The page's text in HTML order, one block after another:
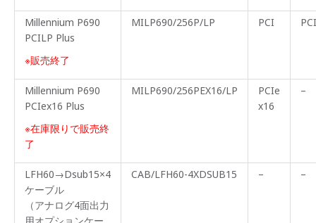
Millennium P690
PCILP Plus
※販売終了
MILP690/256P/LP PCI
Millennium P690
PCIex16 Plus
※在庫限りで販売終
了
MILP690/256PEX16/LP
PCIe
x16
–
LFH60→Dsub15×4
ケーブル
（アナログ4面出力
CAB/LFH60-4XDSUB15 – –